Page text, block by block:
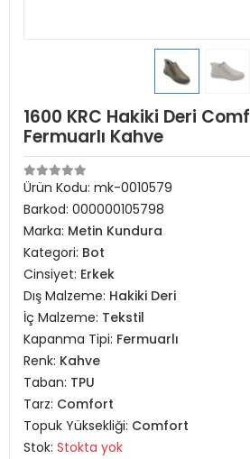
1600 KRC Hakiki Deri
Fermuarlı Kahve
Ürün Kodu: mk-0010579
Barkod: 000000105798
Marka: Metin Kundura
Kategori: Bot
Cinsiyet: Erkek
Dış Malzeme: Hakiki Deri
İç Malzeme: Tekstil
Kapanma Tipi: Fermuarlı
Renk: Kahve
Taban: TPU
Tarz: Comfort
Topuk Yüksekliği: Comfort
Stok: Stokta yok